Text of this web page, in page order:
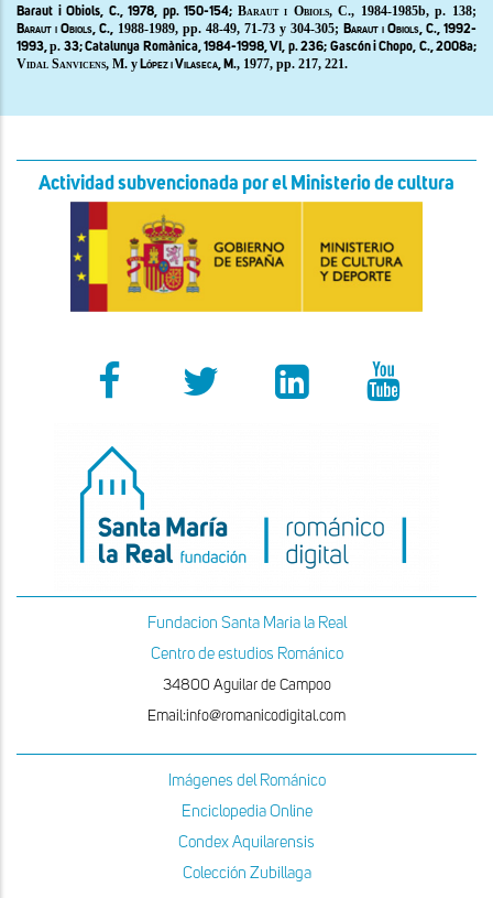
Baraut i Obiols, C.,1978, pp. 150-154; Baraut i Obiols, C., 1984-1985b, p. 138;
Baraut i Obiols, C., 1988-1989, pp. 48-49, 71-73 y 304-305; Baraut i Obiols, C., 1992-
1993,p. 33;Catalunya Romànica,1984-1998,VI, p. 236; Gascón i Chopo, C., 2008a;
Vidal Sanvicens, M. y López i Vilaseca, M., 1977, pp. 217, 221.
Actividad subvencionada por el Ministerio de cultura
Fundacion Santa Maria la Real
Centro de estudios Románico
34800 Aguilar de Campoo
Email:info@romanicodigital.com
Imágenes del Románico
Enciclopedia Online
Condex Aquilarensis
Colección Zubillaga